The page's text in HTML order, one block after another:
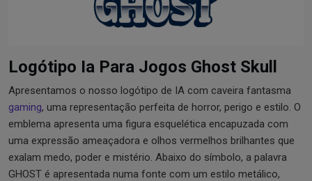
Logótipo Ia Para Jogos Ghost Skull
Apresentamos o nosso logótipo de IA com caveira fantasma
gaming, uma representação perfeita de horror, perigo e estilo. O
emblema apresenta uma figura esquelética encapuzada com
uma expressão ameaçadora e olhos vermelhos brilhantes que
exalam medo, poder e mistério. Abaixo do símbolo, a palavra
GHOST é apresentada numa fonte com um estilo metálico,